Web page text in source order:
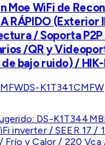
Moe WiFi de
RÁPIDO (Exterior
/ Soporta
/QR y
bajo ruido) /
DS-K1T341CMFW
DS-